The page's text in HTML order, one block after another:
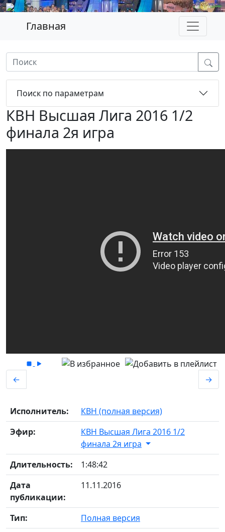
Главная
Поиск по параметрам
КВН Высшая Лига 2016 1/2
финала 2я игра
← →
Исполнитель:
КВН (полная версия)
Эфир:
КВН Высшая Лига 2016 1/2
финала 2я игра
Длительность:
1:48:42
Дата
публикации:
11.11.2016
Тип:
Полная версия